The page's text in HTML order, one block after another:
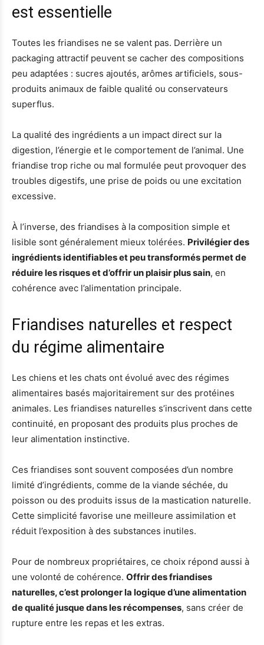
est essentielle
Toutes les friandises ne se valent pas. Derrière un
packaging attractif peuvent se cacher des compositions
peu adaptées : sucres ajoutés, arômes artificiels, sous-
produits animaux de faible qualité ou conservateurs
superflus.
La qualité des ingrédients a un impact direct sur la
digestion, l’énergie et le comportement de l’animal. Une
friandise trop riche ou mal formulée peut provoquer des
troubles digestifs, une prise de poids ou une excitation
excessive.
À l’inverse, des friandises à la composition simple et
lisible sont généralement mieux tolérées. Privilégier des
ingrédients identifiables et peu transformés permet de
réduire les risques et d’offrir un plaisir plus sain, en
cohérence avec l’alimentation principale.
Friandises naturelles et respect
du régime alimentaire
Les chiens et les chats ont évolué avec des régimes
alimentaires basés majoritairement sur des protéines
animales. Les friandises naturelles s’inscrivent dans cette
continuité, en proposant des produits plus proches de
leur alimentation instinctive.
Ces friandises sont souvent composées d’un nombre
limité d’ingrédients, comme de la viande séchée, du
poisson ou des produits issus de la mastication naturelle.
Cette simplicité favorise une meilleure assimilation et
réduit l’exposition à des substances inutiles.
Pour de nombreux propriétaires, ce choix répond aussi à
une volonté de cohérence. Offrir des friandises
naturelles, c’est prolonger la logique d’une alimentation
de qualité jusque dans les récompenses, sans créer de
rupture entre les repas et les extras.